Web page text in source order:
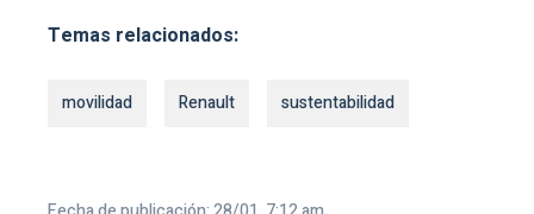
Temas relacionados:
movilidad Renault sustentabilidad